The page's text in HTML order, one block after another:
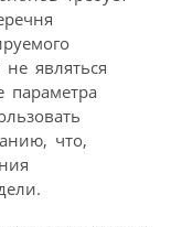
являться
параметра
что,